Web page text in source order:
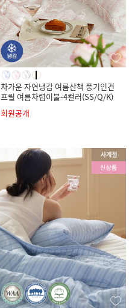
차가운 자연냉감 여름산책 풍기인견
프릴 여름차렵이불-4컬러(SS/Q/K)
회원공개